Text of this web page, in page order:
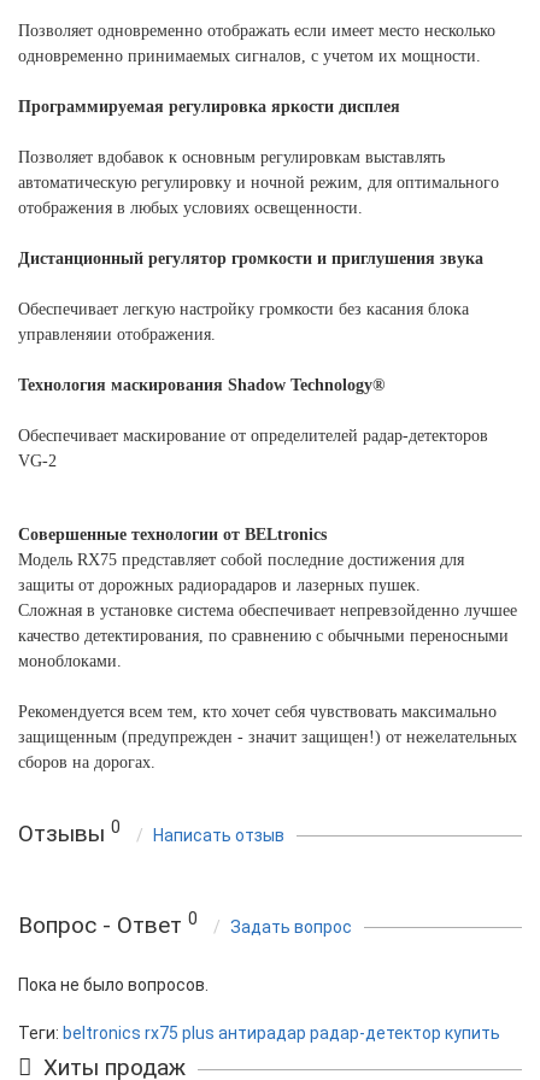
Позволяет одновременно отображать если имеет место несколько
одновременно принимаемых сигналов, с учетом их мощности.
Программируемая регулировка яркости дисплея
Позволяет вдобавок к основным регулировкам выставлять
автоматическую регулировку и ночной режим, для оптимального
отображения в любых условиях освещенности.
Дистанционный регулятор громкости и приглушения звука
Обеспечивает легкую настройку громкости без касания блока
управленяии отображения.
Технология маскирования Shadow Technology®
Обеспечивает маскирование от определителей радар-детекторов
VG-2
Совершенные технологии от BELtronics
Модель RX75 представляет собой последние достижения для
защиты от дорожных радиорадаров и лазерных пушек.
Сложная в установке система обеспечивает непревзойденно лучшее
качество детектирования, по сравнению с обычными переносными
моноблоками.
Рекомендуется всем тем, кто хочет себя чувствовать максимально
защищенным (предупрежден - значит защищен!) от нежелательных
сборов на дорогах.
Отзывы 0 Написать отзыв
Вопрос - Ответ 0 Задать вопрос
Пока не было вопросов.
Теги: beltronics rx75 plus антирадар радар-детектор купить
Хиты продаж